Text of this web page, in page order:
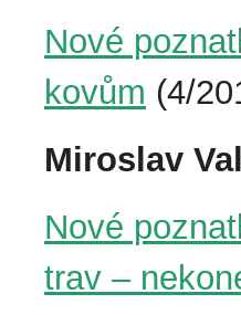
Nové
kovům (4/
Miroslav
Nové
trav –